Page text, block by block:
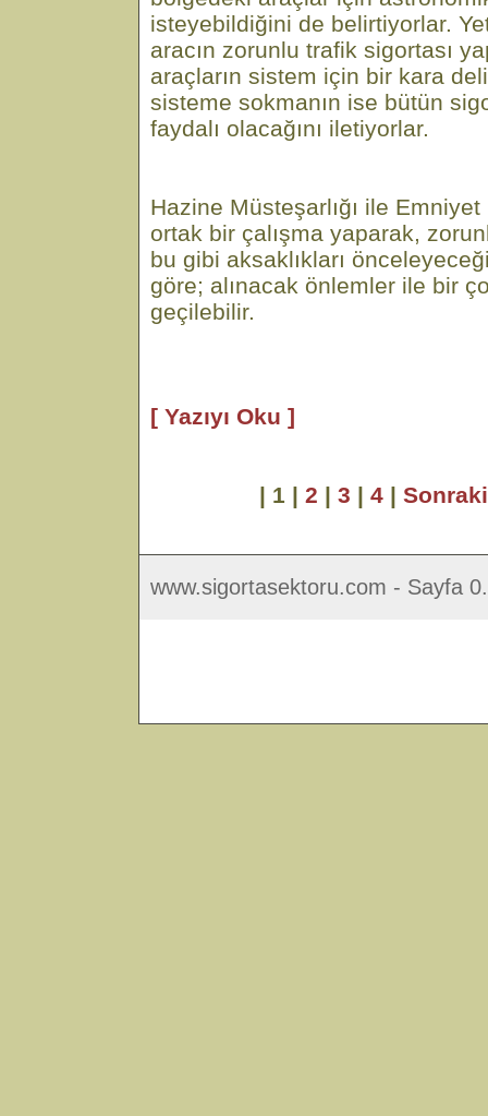
isteyebildiğini de belirtiyorlar.
aracın zorunlu trafik sigortası
araçların sistem için bir kara
sisteme sokmanın ise bütün
faydalı olacağını iletiyorlar.
Hazine Müsteşarlığı ile
ortak bir çalışma yaparak,
bu gibi aksaklıkları
göre; alınacak önlemler ile bir
geçilebilir.
[ Yazıyı Oku ]
| 1 | 2 | 3 | 4 |
www.sigortasektoru.com - Sayfa